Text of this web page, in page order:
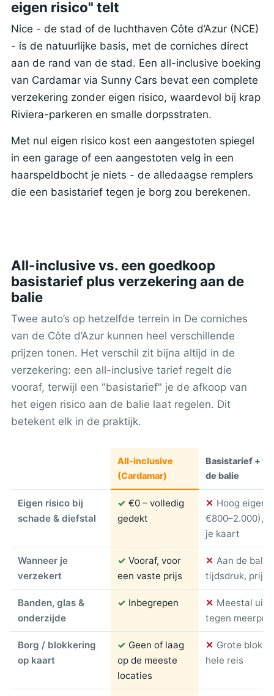
eigen risico" telt
Nice - de stad of de luchthaven Côte d’Azur (NCE)
- is de natuurlijke basis, met de corniches direct
aan de rand van de stad. Een all-inclusive boeking
van Cardamar via Sunny Cars bevat een complete
verzekering zonder eigen risico, waardevol bij krap
Riviera-parkeren en smalle dorpsstraten.
Met nul eigen risico kost een aangestoten spiegel
in een garage of een aangestoten velg in een
haarspeldbocht je niets - de alledaagse remplers
die een basistarief tegen je borg zou berekenen.
All-inclusive vs. een goedkoop
basistarief plus verzekering aan de
balie
Twee auto’s op hetzelfde terrein in De corniches
van de Côte d’Azur kunnen heel verschillende
prijzen tonen. Het verschil zit bijna altijd in de
verzekering: een all-inclusive tarief regelt die
vooraf, terwijl een "basistarief" je de afkoop van
het eigen risico aan de balie laat regelen. Dit
betekent elk in de praktijk.
All-inclusive
(Cardamar)
Basistarief +
de balie
Eigen risico bij
schade & diefstal
✓ €0 – volledig
gedekt
✕ Hoog eigen
€800–2.000),
je kaart
Wanneer je
verzekert
✓ Vooraf, voor
een vaste prijs
✕ Aan de
tijdsdruk, prijs
Banden, glas &
onderzijde
✓ Inbegrepen ✕ Meestal
tegen
Borg / blokkering
op kaart
✓ Geen of laag
op de meeste
locaties
✕ Grote
hele reis